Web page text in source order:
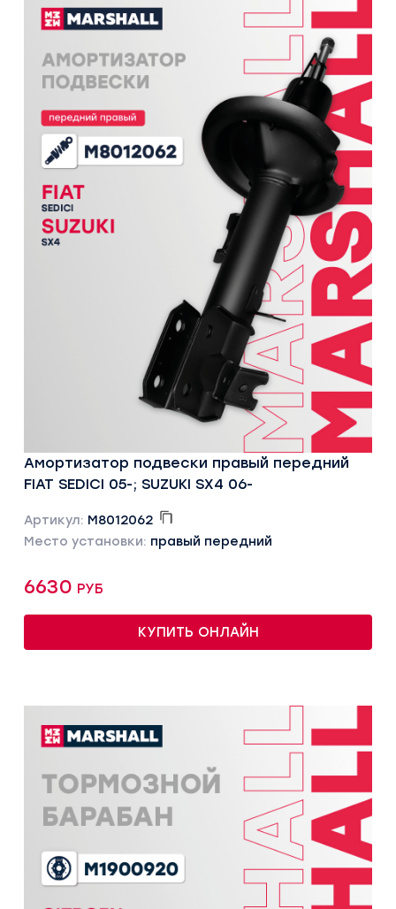
Амортизатор подвески правый передний
FIAT SEDICI 05-; SUZUKI SX4 06-
Артикул: M8012062
Место установки: правый передний
6630 руб
КУПИТЬ ОНЛАЙН